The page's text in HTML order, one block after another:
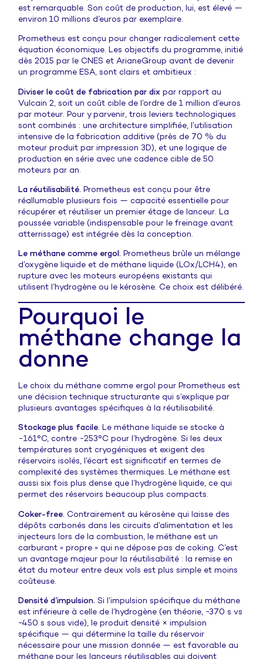
est remarquable. Son coût de production, lui, est élevé —
environ 10 millions d’euros par exemplaire.
Prometheus est conçu pour changer radicalement cette
équation économique. Les objectifs du programme, initié
dès 2015 par le CNES et ArianeGroup avant de devenir
un programme ESA, sont clairs et ambitieux :
Diviser le coût de fabrication par dix par rapport au
Vulcain 2, soit un coût cible de l’ordre de 1 million d’euros
par moteur. Pour y parvenir, trois leviers technologiques
sont combinés : une architecture simplifiée, l’utilisation
intensive de la fabrication additive (près de 70 % du
moteur produit par impression 3D), et une logique de
production en série avec une cadence cible de 50
moteurs par an.
La réutilisabilité. Prometheus est conçu pour être
réallumable plusieurs fois — capacité essentielle pour
récupérer et réutiliser un premier étage de lanceur. La
poussée variable (indispensable pour le freinage avant
atterrissage) est intégrée dès la conception.
Le méthane comme ergol. Prometheus brûle un mélange
d’oxygène liquide et de méthane liquide (LOx/LCH4), en
rupture avec les moteurs européens existants qui
utilisent l’hydrogène ou le kérosène. Ce choix est délibéré.
Pourquoi le
méthane change la
donne
Le choix du méthane comme ergol pour Prometheus est
une décision technique structurante qui s’explique par
plusieurs avantages spécifiques à la réutilisabilité.
Stockage plus facile. Le méthane liquide se stocke à
-161°C, contre -253°C pour l’hydrogène. Si les deux
températures sont cryogéniques et exigent des
réservoirs isolés, l’écart est significatif en termes de
complexité des systèmes thermiques. Le méthane est
aussi six fois plus dense que l’hydrogène liquide, ce qui
permet des réservoirs beaucoup plus compacts.
Coker-free. Contrairement au kérosène qui laisse des
dépôts carbonés dans les circuits d’alimentation et les
injecteurs lors de la combustion, le méthane est un
carburant « propre » qui ne dépose pas de coking. C’est
un avantage majeur pour la réutilisabilité : la remise en
état du moteur entre deux vols est plus simple et moins
coûteuse.
Densité d’impulsion. Si l’impulsion spécifique du méthane
est inférieure à celle de l’hydrogène (en théorie, ~370 s vs
~450 s sous vide), le produit densité × impulsion
spécifique — qui détermine la taille du réservoir
nécessaire pour une mission donnée — est favorable au
méthane pour les lanceurs réutilisables qui doivent